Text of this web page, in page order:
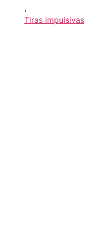
,
Tiras impulsivas